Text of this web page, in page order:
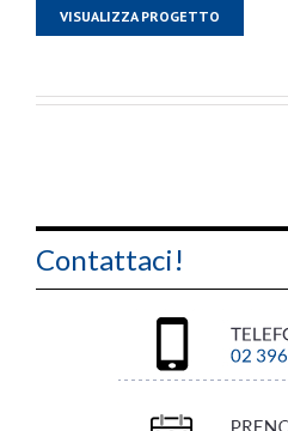
VISUALIZZA PROGETTO
Contattaci!